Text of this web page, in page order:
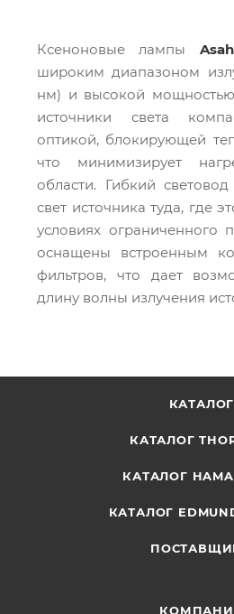
Ксеноновые лампы
широким диапазоном
нм) и высокой
источники света
оптикой, блокирующей
что минимизирует
области. Гибкий
свет источника туда, где
условиях ограниченного
оснащены встроенным
фильтров, что дает
длину волны излучения
КАТАЛОГ
КАТАЛОГ
КАТАЛОГ
КАТАЛОГ